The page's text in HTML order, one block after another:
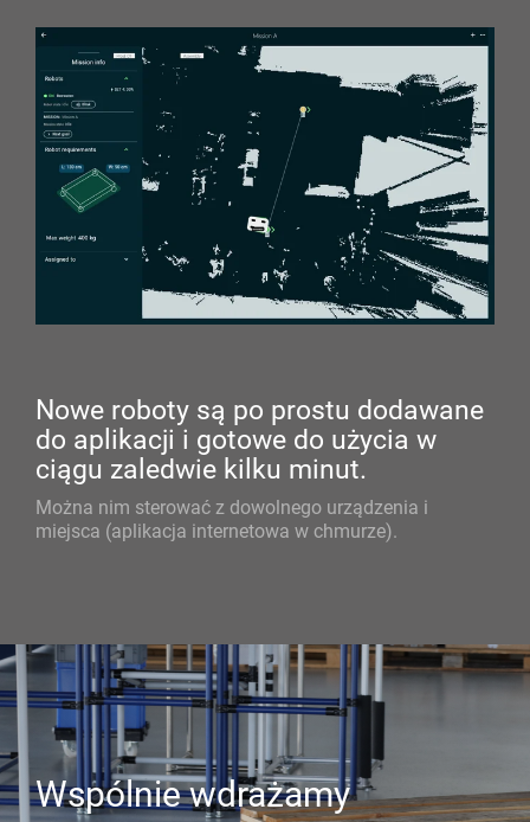
Nowe roboty są po prostu dodawane
do aplikacji i gotowe do użycia w
ciągu zaledwie kilku minut.
Można nim sterować z dowolnego urządzenia i
miejsca (aplikacja internetowa w chmurze).
Wspólnie wdrażamy